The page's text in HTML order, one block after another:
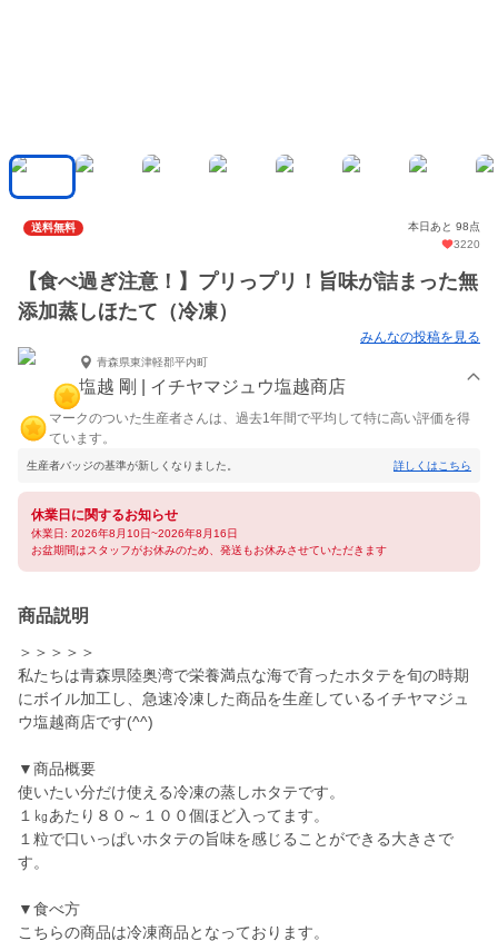
送料無料
本日あと 98点
3220
【食べ過ぎ注意！】プリっプリ！旨味が詰まった無
添加蒸しほたて（冷凍）
みんなの投稿を見る
青森県東津軽郡平内町
塩越 剛 | イチヤマジュウ塩越商店
マークのついた生産者さんは、過去1年間で平均して特に高い評価を得
ています。
生産者バッジの基準が新しくなりました。 詳しくはこちら
休業日に関するお知らせ
休業日: 2026年8月10日~2026年8月16日
お盆期間はスタッフがお休みのため、発送もお休みさせていただきます
商品説明
＞＞＞＞＞
私たちは青森県陸奥湾で栄養満点な海で育ったホタテを旬の時期
にボイル加工し、急速冷凍した商品を生産しているイチヤマジュ
ウ塩越商店です(^^)
▼商品概要
使いたい分だけ使える冷凍の蒸しホタテです。
１㎏あたり８０～１００個ほど入ってます。
１粒で口いっぱいホタテの旨味を感じることができる大きさで
す。
▼食べ方
こちらの商品は冷凍商品となっております。